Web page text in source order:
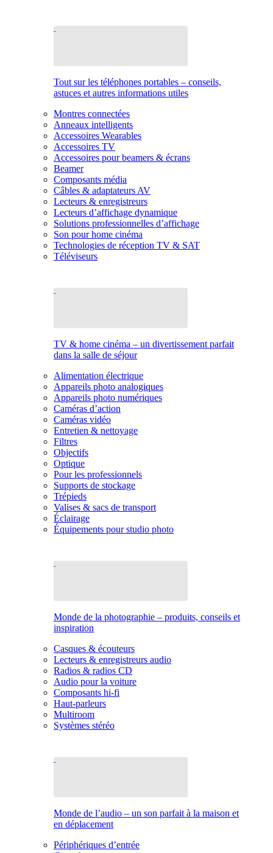
Tout sur les téléphones portables – conseils,
astuces et autres informations utiles
Montres connectées
Anneaux intelligents
Accessoires Wearables
Accessoires TV
Accessoires pour beamers & écrans
Beamer
Composants média
Câbles & adaptateurs AV
Lecteurs & enregistreurs
Lecteurs d’affichage dynamique
Solutions professionnelles d’affichage
Son pour home cinéma
Technologies de réception TV & SAT
Téléviseurs
TV & home cinéma – un divertissement parfait
dans la salle de séjour
Alimentation électrique
Appareils photo analogiques
Appareils photo numériques
Caméras d’action
Caméras vidéo
Entretien & nettoyage
Filtres
Objectifs
Optique
Pour les professionnels
Supports de stockage
Trépieds
Valises & sacs de transport
Éclairage
Équipements pour studio photo
Monde de la photographie – produits, conseils et
inspiration
Casques & écouteurs
Lecteurs & enregistreurs audio
Radios & radios CD
Audio pour la voiture
Composants hi-fi
Haut-parleurs
Multiroom
Systèmes stéréo
Monde de l’audio – un son parfait à la maison et
en déplacement
Périphériques d’entrée